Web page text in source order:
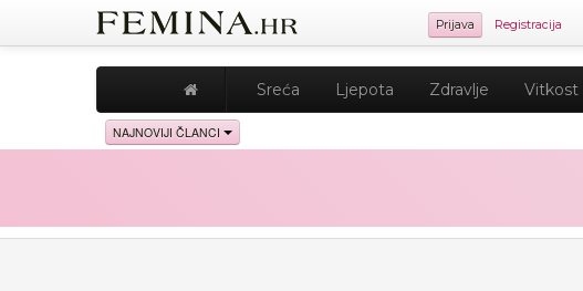
Prijava Registracija
Sreća Ljepota Zdravlje Vitkost
NAJNOVIJI ČLANCI